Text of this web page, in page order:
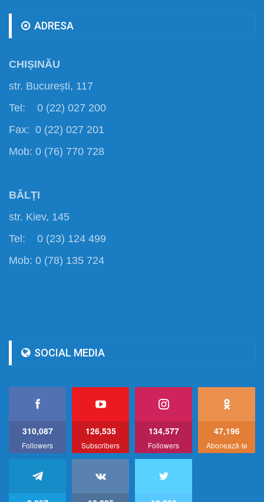
ADRESA
CHIȘINĂU
str. București, 117
Tel: 0 (22) 027 200
Fax: 0 (22) 027 201
Mob: 0 (76) 770 728
BĂLȚI
str. Kiev, 145
Tel: 0 (23) 124 499
Mob: 0 (78) 135 724
SOCIAL MEDIA
310,087
Followers
126,535
Subscribers
134,577
Followers
47,196
Abonează-te